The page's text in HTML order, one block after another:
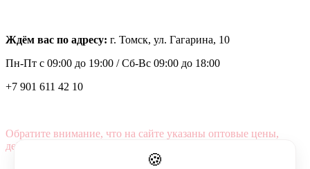
Ждём вас по адресу: г. Томск, ул. Гагарина, 10
Пн-Пт с 09:00 до 19:00 /Сб-Вс 09:00 до 18:00
+7 901 611 42 10
Обратите внимание, что на сайте указаны оптовые цены,
действующие при первом заказе от 3000 рублей.
🍪